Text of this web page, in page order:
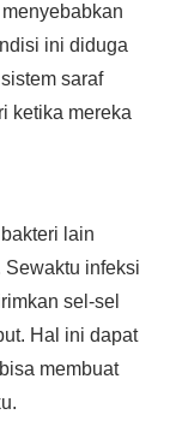
ini diduga
saraf
ketika mereka
lain
infeksi
sel-sel
Hal ini dapat
membuat